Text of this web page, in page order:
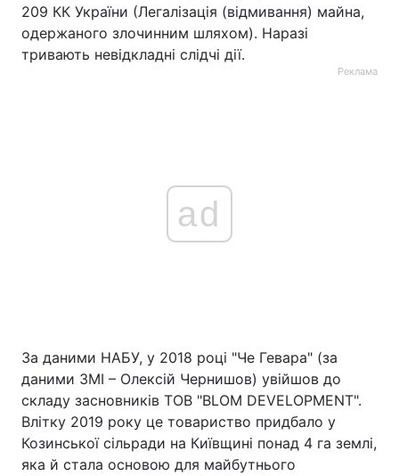
209 КК України (Легалізація (відмивання) майна,
одержаного злочинним шляхом). Наразі
тривають невідкладні слідчі дії.
Реклама
ad
За даними НАБУ, у 2018 році "Че Гевара" (за
даними ЗМІ – Олексій Чернишов) увійшов до
складу засновників ТОВ "BLOM DEVELOPMENT".
Влітку 2019 року це товариство придбало у
Козинської сільради на Київщині понад 4 га землі,
яка й стала основою для майбутнього